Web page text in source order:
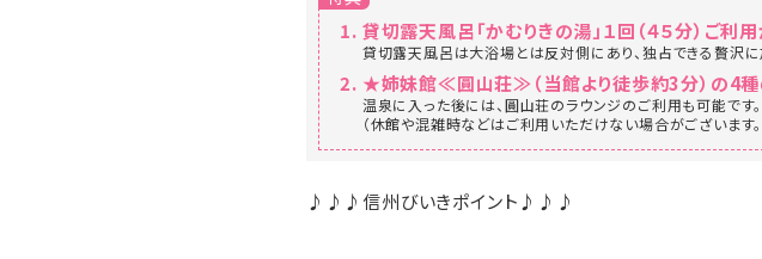
貸切露天風呂「かむりきの湯」１回（４５分）ご利
貸切露天風呂は大浴場とは反対側にあり、独占できる贅沢に
★姉妹館≪圓山荘≫（当館より徒歩約3分）の4種
温泉に入った後には、圓山荘のラウンジのご利用も可能です。
（休館や混雑時などはご利用いただけない場合がございます。
♪♪♪信州びいきポイント♪♪♪